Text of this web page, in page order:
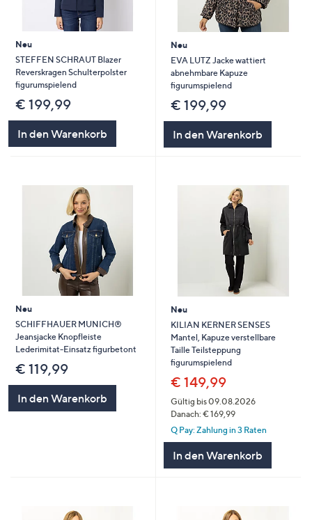
Neu
STEFFEN SCHRAUT Blazer
Reverskragen Schulterpolster
figurumspielend
€ 199,99
In den Warenkorb
Neu
EVA LUTZ Jacke wattiert
abnehmbare Kapuze
figurumspielend
€ 199,99
In den Warenkorb
Neu
SCHIFFHAUER MUNICH®
Jeansjacke Knopfleiste
Lederimitat-Einsatz figurbetont
€ 119,99
In den Warenkorb
Neu
KILIAN KERNER SENSES
Mantel, Kapuze verstellbare
Taille Teilsteppung
figurumspielend
€ 149,99
Gültig bis 09.08.2026
Danach: € 169,99
Q Pay: Zahlung in 3 Raten
In den Warenkorb